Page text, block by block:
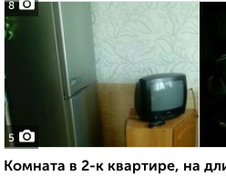
8
5
Комната в 2-к квартире, на